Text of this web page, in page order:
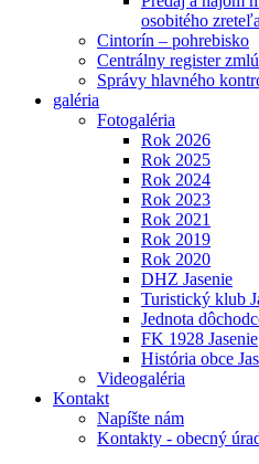
osobitého zreteľa
Cintorín – pohrebisko
Centrálny register
Správy hlavného
galéria
Fotogaléria
Rok 2026
Rok 2025
Rok 2024
Rok 2023
Rok 2021
Rok 2019
Rok 2020
DHZ Jasenie
Turistický klub
Jednota
FK 1928 Jasenie
História obce
Videogaléria
Kontakt
Napíšte nám
Kontakty - obecný